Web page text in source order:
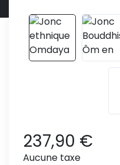
237,90 €
Aucune taxe